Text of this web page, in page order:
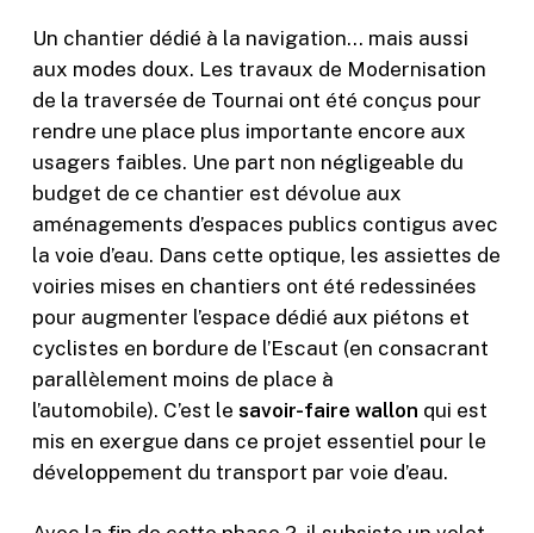
Un chantier dédié à la navigation… mais aussi
aux modes doux. Les travaux de Modernisation
de la traversée de Tournai ont été conçus pour
rendre une place plus importante encore aux
usagers faibles. Une part non négligeable du
budget de ce chantier est dévolue aux
aménagements d’espaces publics contigus avec
la voie d’eau. Dans cette optique, les assiettes de
voiries mises en chantiers ont été redessinées
pour augmenter l’espace dédié aux piétons et
cyclistes en bordure de l’Escaut (en consacrant
parallèlement moins de place à
l’automobile). C’est le savoir-faire wallon qui est
mis en exergue dans ce projet essentiel pour le
développement du transport par voie d’eau.